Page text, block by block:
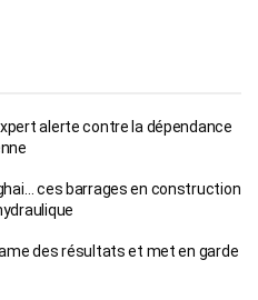
alerte contre la dépendance
ces barrages en construction
des résultats et met en garde